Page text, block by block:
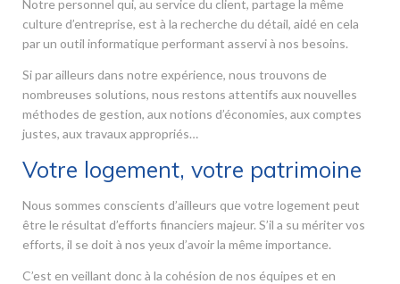
Notre personnel qui, au service du client, partage la même
culture d’entreprise, est à la recherche du détail, aidé en cela
par un outil informatique performant asservi à nos besoins.
Si par ailleurs dans notre expérience, nous trouvons de
nombreuses solutions, nous restons attentifs aux nouvelles
méthodes de gestion, aux notions d’économies, aux comptes
justes, aux travaux appropriés…
Votre logement, votre patrimoine
Nous sommes conscients d’ailleurs que votre logement peut
être le résultat d’efforts financiers majeur. S’il a su mériter vos
efforts, il se doit à nos yeux d’avoir la même importance.
C’est en veillant donc à la cohésion de nos équipes et en